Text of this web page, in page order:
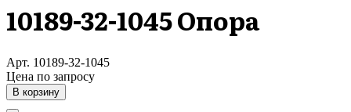
10189-32-1045 Опора
Арт. 10189-32-1045
Цена по запросу
В корзину